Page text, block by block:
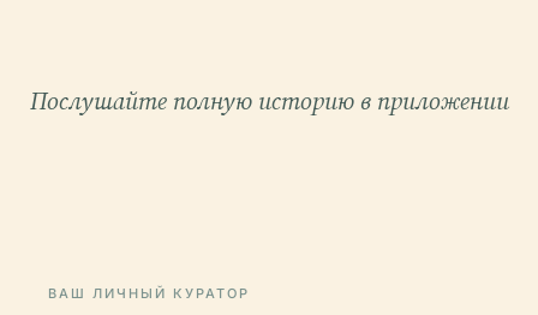
Послушайте полную историю в приложении
ВАШ ЛИЧНЫЙ КУРАТОР